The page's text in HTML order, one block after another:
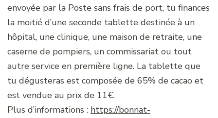
envoyée par la Poste sans frais de port, tu finances
la moitié d’une seconde tablette destinée à un
hôpital, une clinique, une maison de retraite, une
caserne de pompiers, un commissariat ou tout
autre service en première ligne. La tablette que
tu dégusteras est composée de 65% de cacao et
est vendue au prix de 11€.
Plus d’informations : https://bonnat-